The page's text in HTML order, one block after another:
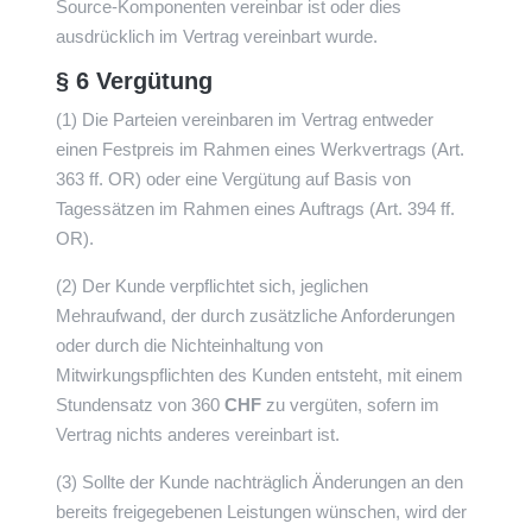
Source-Komponenten vereinbar ist oder dies
ausdrücklich im Vertrag vereinbart wurde.
§ 6 Vergütung
(1) Die Parteien vereinbaren im Vertrag entweder
einen Festpreis im Rahmen eines Werkvertrags (Art.
363 ff. OR) oder eine Vergütung auf Basis von
Tagessätzen im Rahmen eines Auftrags (Art. 394 ff.
OR).
(2) Der Kunde verpflichtet sich, jeglichen
Mehraufwand, der durch zusätzliche Anforderungen
oder durch die Nichteinhaltung von
Mitwirkungspflichten des Kunden entsteht, mit einem
Stundensatz von 360 CHFzu vergüten, sofern im
Vertrag nichts anderes vereinbart ist.
(3) Sollte der Kunde nachträglich Änderungen an den
bereits freigegebenen Leistungen wünschen, wird der